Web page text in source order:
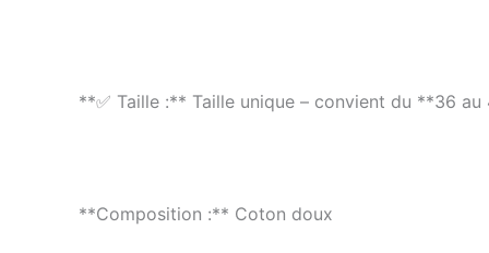
**✅ Taille :** Taille unique – convient du **36
**Composition :** Coton doux